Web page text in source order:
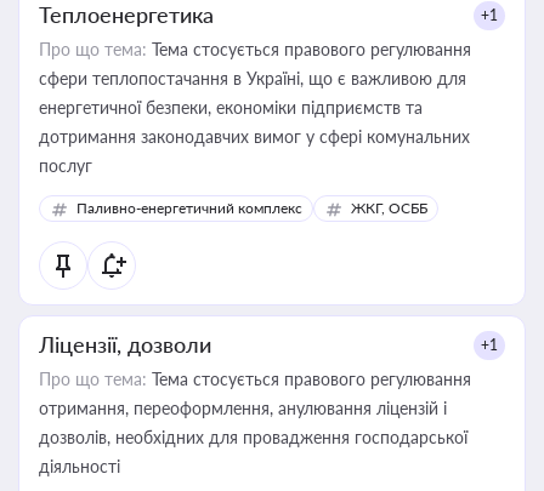
Теплоенергетика +1
Про що тема: Тема стосується правового регулювання
сфери теплопостачання в Україні, що є важливою для
енергетичної безпеки, економіки підприємств та
дотримання законодавчих вимог у сфері комунальних
послуг
Паливно-енергетичний комплекс ЖКГ, ОСББ
Ліцензії, дозволи +1
Про що тема: Тема стосується правового регулювання
отримання, переоформлення, анулювання ліцензій і
дозволів, необхідних для провадження господарської
діяльності